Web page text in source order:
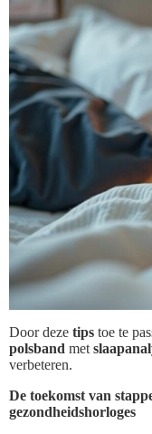
Door deze tips toe te
polsband met
verbeteren.
De toekomst van
gezondheidshorloges